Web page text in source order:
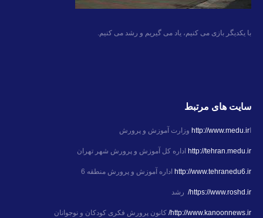
با یکدیگر بازی می کنیم، یاد می گیریم و رشد می کنیم.
سایت های مرتبط
http://www.medu.ir وزارت آموزش و پرورش
http://tehran.medu.ir اداره کل آموزش و پرورش شهر تهران
http://www.tehranedu6.ir اداره آموزش و پرورش منطقه 6
https://www.roshd.ir/ رشد
http://www.kanoonnews.ir/ کانون پرورش فکری کودکان و نوجوانان